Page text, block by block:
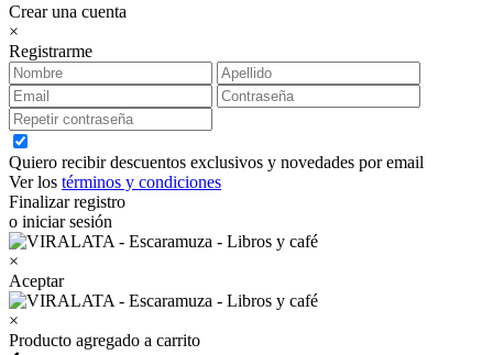
Crear una cuenta
×
Registrarme
Quiero recibir descuentos exclusivos y novedades por email
Ver los términos y condiciones
Finalizar registro
o iniciar sesión
×
Aceptar
×
Producto agregado a carrito